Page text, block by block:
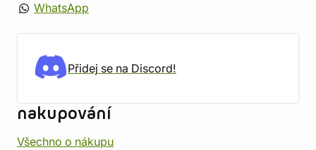
WhatsApp
Přidej se na Discord!
nakupování
Všechno o nákupu